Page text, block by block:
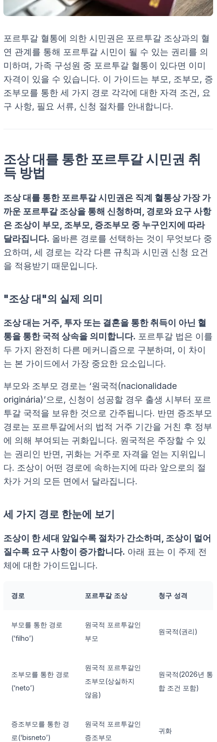
포르투갈 혈통에 의한 시민권은 포르투갈 조상과의 혈
연 관계를 통해 포르투갈 시민이 될 수 있는 권리를 의
미하며, 가족 구성원 중 포르투갈 혈통이 있다면 이미
자격이 있을 수 있습니다. 이 가이드는 부모, 조부모, 증
조부모를 통한 세 가지 경로 각각에 대한 자격 조건, 요
구 사항, 필요 서류, 신청 절차를 안내합니다.
조상 대를 통한 포르투갈 시민권 취
득 방법
조상 대를 통한 포르투갈 시민권은 직계 혈통상 가장 가
까운 포르투갈 조상을 통해 신청하며, 경로와 요구 사항
은 조상이 부모, 조부모, 증조부모 중 누구인지에 따라
달라집니다. 올바른 경로를 선택하는 것이 무엇보다 중
요하며, 세 경로는 각각 다른 규칙과 시민권 신청 요건
을 적용받기 때문입니다.
"조상 대"의 실제 의미
조상 대는 거주, 투자 또는 결혼을 통한 취득이 아닌 혈
통을 통한 국적 상속을 의미합니다. 포르투갈 법은 이를
두 가지 완전히 다른 메커니즘으로 구분하며, 이 차이
는 본 가이드에서 가장 중요한 요소입니다.
부모와 조부모 경로는 ‘원국적(nacionalidade
originária)’으로, 신청이 성공할 경우 출생 시부터 포르
투갈 국적을 보유한 것으로 간주됩니다. 반면 증조부모
경로는 포르투갈에서의 법적 거주 기간을 거친 후 정부
에 의해 부여되는 귀화입니다. 원국적은 주장할 수 있
는 권리인 반면, 귀화는 거주로 자격을 얻는 지위입니
다. 조상이 어떤 경로에 속하는지에 따라 앞으로의 절
차가 거의 모든 면에서 달라집니다.
세 가지 경로 한눈에 보기
조상이 한 세대 앞일수록 절차가 간소하며, 조상이 멀어
질수록 요구 사항이 증가합니다. 아래 표는 이 주제 전
체에 대한 가이드입니다.
경로 포르투갈 조상 청구 성격
부모를 통한 경로
(‘filho’)
원국적 포르투갈인
부모
원국적(권리)
조부모를 통한 경로
(‘neto’)
원국적 포르투갈인
조부모(상실하지
않음)
원국적(2026년 통
합 조건 포함)
증조부모를 통한 경
로(‘bisneto’)
원국적 포르투갈인
증조부모
귀화